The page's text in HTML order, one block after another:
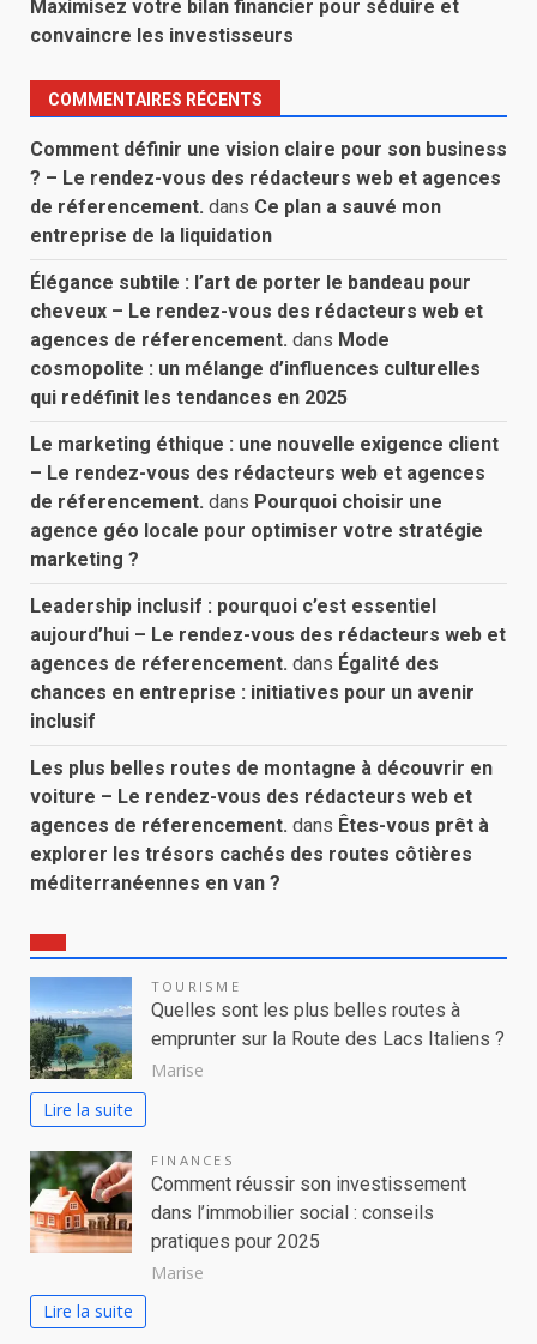
Maximisez votre bilan financier pour séduire et
convaincre les investisseurs
COMMENTAIRES RÉCENTS
Comment définir une vision claire pour son business
? – Le rendez-vous des rédacteurs web et agences
de réferencement. dans Ce plan a sauvé mon
entreprise de la liquidation
Élégance subtile : l’art de porter le bandeau pour
cheveux – Le rendez-vous des rédacteurs web et
agences de réferencement. dans Mode
cosmopolite : un mélange d’influences culturelles
qui redéfinit les tendances en 2025
Le marketing éthique : une nouvelle exigence client
– Le rendez-vous des rédacteurs web et agences
de réferencement. dans Pourquoi choisir une
agence géo locale pour optimiser votre stratégie
marketing ?
Leadership inclusif : pourquoi c’est essentiel
aujourd’hui – Le rendez-vous des rédacteurs web et
agences de réferencement. dans Égalité des
chances en entreprise : initiatives pour un avenir
inclusif
Les plus belles routes de montagne à découvrir en
voiture – Le rendez-vous des rédacteurs web et
agences de réferencement. dans Êtes-vous prêt à
explorer les trésors cachés des routes côtières
méditerranéennes en van ?
TOURISME
Quelles sont les plus belles routes à
emprunter sur la Route des Lacs Italiens ?
Marise
Lire la suite
FINANCES
Comment réussir son investissement
dans l’immobilier social : conseils
pratiques pour 2025
Marise
Lire la suite